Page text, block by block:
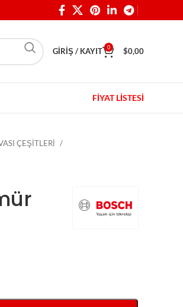
GIRIŞ / KAYIT 0 $0,00
FİYAT LİSTESİ
ÇEŞİTLERİ